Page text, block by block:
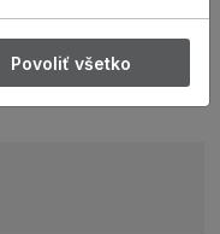
Povoliť všetko